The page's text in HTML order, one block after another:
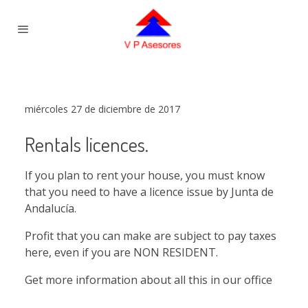
miércoles 27 de diciembre de 2017
Rentals licences.
If you plan to rent your house, you must know
that you need to have a licence issue by Junta de
Andalucía.
Profit that you can make are subject to pay taxes
here, even if you are NON RESIDENT.
Get more information about all this in our office